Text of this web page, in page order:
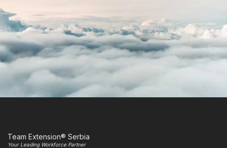
Team Extension® Serbia
Your Leading Workforce Partner